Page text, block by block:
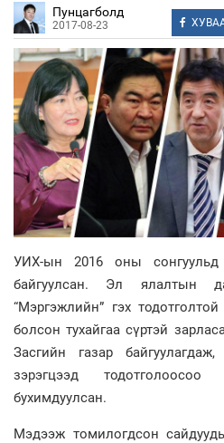
Пунцагболд
2017-08-23
УИХ-ын 2016 оны
байгуулсан. Эл ялалтын
“Мэргэжлийн” гэх
болсон тухайгаа сүртэй
Засгийн газар
зэрэгцээд
бухимдуулсан.
Мэдээж томилогдсон